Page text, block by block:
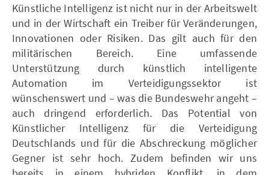
Künstliche Intelligenz ist nicht nur in der Arbeitswelt
und in der Wirtschaft ein Treiber für Veränderungen,
Innovationen oder Risiken. Das gilt auch für den
militärischen Bereich. Eine umfassende
Unterstützung durch künstlich intelligente
Automation im Verteidigungssektor ist
wünschenswert und – was die Bundeswehr angeht –
auch dringend erforderlich. Das Potential von
Künstlicher Intelligenz für die Verteidigung
Deutschlands und für die Abschreckung möglicher
Gegner ist sehr hoch. Zudem befinden wir uns